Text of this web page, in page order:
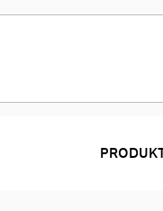
er en sektion i